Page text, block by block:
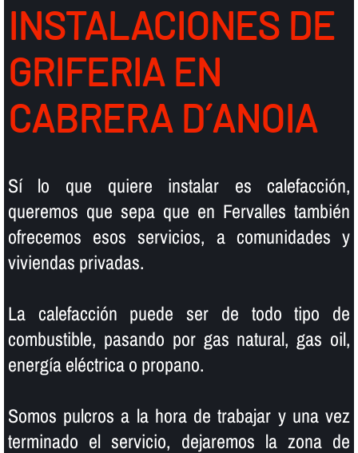
INSTALACIONES DE
GRIFERIA EN
CABRERA D´ANOIA
Sí­ lo que quiere instalar es calefacción,
queremos que sepa que en Fervalles también
ofrecemos esos servicios, a comunidades y
viviendas privadas.
La calefacción puede ser de todo tipo de
combustible, pasando por gas natural, gas oil,
energí­a eléctrica o propano.
Somos pulcros a la hora de trabajar y una vez
terminado el servicio, dejaremos la zona de